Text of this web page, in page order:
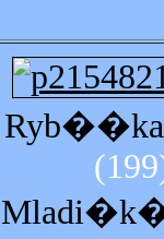
Ryb��ka